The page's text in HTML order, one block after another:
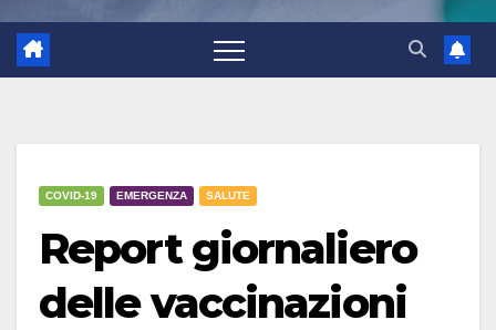
COVID-19 EMERGENZA SALUTE
Report giornaliero
delle vaccinazioni